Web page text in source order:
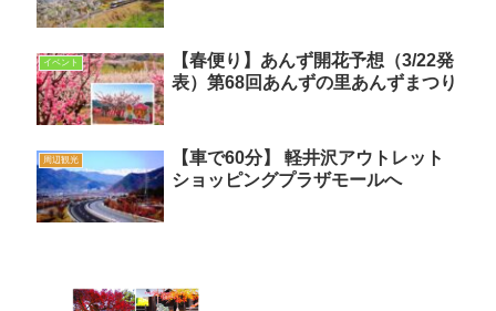
イベント
【春便り】あんず開花予想（3/22発
表）第68回あんずの里あんずまつり
周辺観光
【車で60分】 軽井沢アウトレット
ショッピングプラザモールへ